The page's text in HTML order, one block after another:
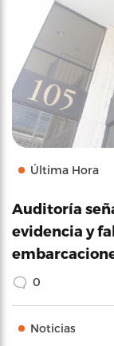
Última Hora
Auditoría
evidencia y
0
Noticias